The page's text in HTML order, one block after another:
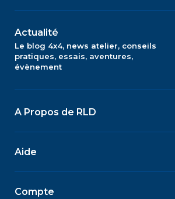
Actualité
Le blog 4x4, news atelier, conseils
pratiques, essais, aventures,
évènement
A Propos de RLD
Aide
Compte